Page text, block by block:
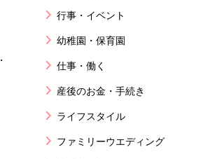
行事・イベント
幼稚園・保育園
仕事・働く
産後のお金・手続き
ライフスタイル
ファミリーウエディング